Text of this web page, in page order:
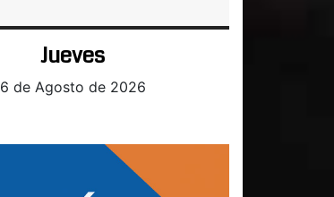
Jueves
6 de Agosto de 2026